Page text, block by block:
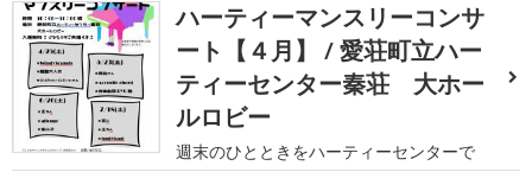
ハーティーマンスリーコンサ
ート【４月】 / 愛荘町立ハー
ティーセンター秦荘 大ホー
ルロビー
週末のひとときをハーティーセンターで